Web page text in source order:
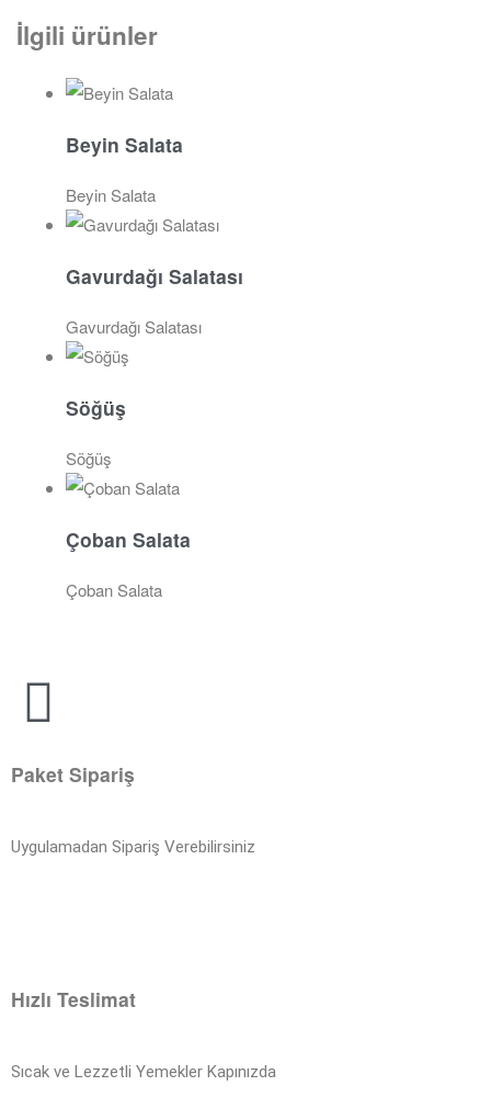
İlgili ürünler
Beyin Salata
Beyin Salata
Gavurdağı Salatası
Gavurdağı Salatası
Söğüş
Söğüş
Çoban Salata
Çoban Salata
Paket Sipariş
Uygulamadan Sipariş Verebilirsiniz
Hızlı Teslimat
Sıcak ve Lezzetli Yemekler Kapınızda